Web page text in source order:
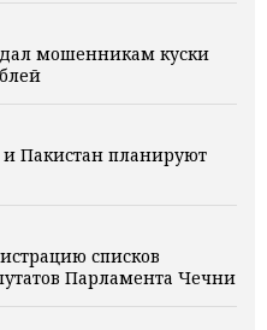
мошенникам куски
и Пакистан планируют
списков
Парламента Чечни